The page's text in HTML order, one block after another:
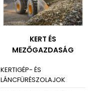
KERT ÉS
MEZŐGAZDASÁG
KERTIGÉP- ÉS
LÁNCFÜRÉSZOLAJOK